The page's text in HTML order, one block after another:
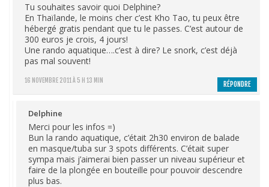
16 NOVEMBRE 2011 À 5 H 13 MIN
Tu souhaites savoir quoi Delphine?
En Thaïlande, le moins cher c’est Kho Tao, tu peux être
hébergé gratis pendant que tu le passes. C’est autour de
300 euros je crois, 4 jours!
Une rando aquatique….c’est à dire? Le snork, c’est déjà
pas mal souvent!
RÉPONDRE
Delphine
Merci pour les infos =)
Bun la rando aquatique, c’était 2h30 environ de balade
en masque/tuba sur 3 spots différents. C’était super
sympa mais j’aimerai bien passer un niveau supérieur et
faire de la plongée en bouteille pour pouvoir descendre
plus bas.